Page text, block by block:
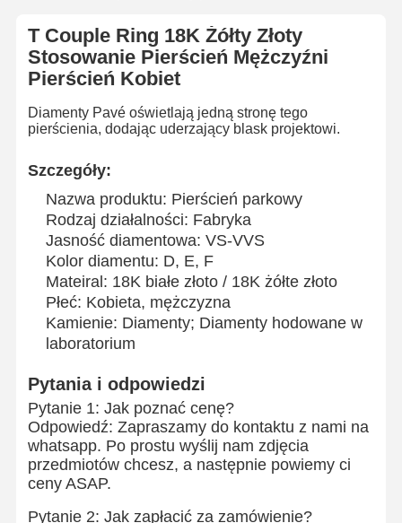
T Couple Ring 18K Żółty Złoty
Stosowanie Pierścień Mężczyźni
Pierścień Kobiet
Diamenty Pavé oświetlają jedną stronę tego
pierścienia, dodając uderzający blask projektowi.
Szczegóły:
Nazwa produktu: Pierścień parkowy
Rodzaj działalności: Fabryka
Jasność diamentowa: VS-VVS
Kolor diamentu: D, E, F
Mateiral: 18K białe złoto / 18K żółte złoto
Płeć: Kobieta, mężczyzna
Kamienie: Diamenty; Diamenty hodowane w
laboratorium
Pytania i odpowiedzi
Pytanie 1: Jak poznać cenę?
Odpowiedź: Zapraszamy do kontaktu z nami na
whatsapp. Po prostu wyślij nam zdjęcia
przedmiotów chcesz, a następnie powiemy ci
ceny ASAP.
Pytanie 2: Jak zapłacić za zamówienie?